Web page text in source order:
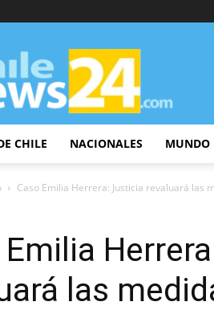
ChileNews24
CHILE NACIONALES MUNDO
Caso Emilia Herrera: Justicia revaluará las
Emilia
las